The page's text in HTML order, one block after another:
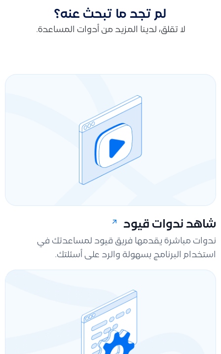
لم تجد ما تبحث عنه؟
لا تقلق، لدينا المزيد من أدوات المساعدة.
شاهد ندوات قيود
ندوات مباشرة يقدمها فريق قيود لمساعدتك في
استخدام البرنامج بسهولة والرد على أسئلتك.